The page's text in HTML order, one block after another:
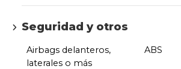
Seguridad y otros
Airbags delanteros,
laterales o más
ABS